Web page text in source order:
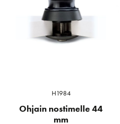
H1984
Ohjain nostimelle 44
mm